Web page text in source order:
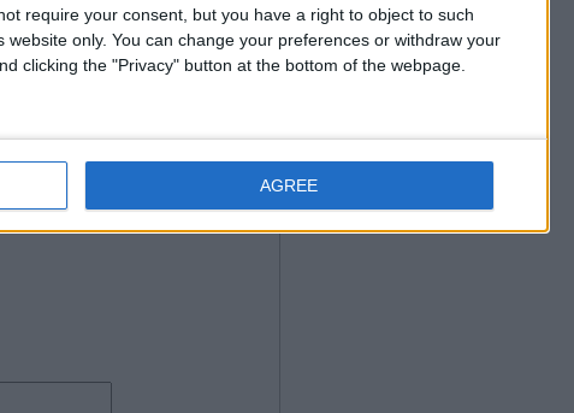
require your consent, but you have a right to object to such
only. You can change your preferences or withdraw your
clicking the "Privacy" button at the bottom of the webpage.
AGREE
Commenti
: Nessun commento